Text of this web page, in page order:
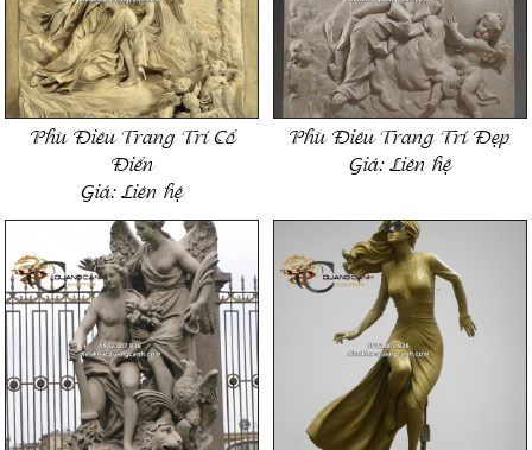
Phù Điêu Trang Trí Cổ
Điển
Giá:Liên hệ
Phù Điêu Trang Trí Đẹp
Giá:Liên hệ